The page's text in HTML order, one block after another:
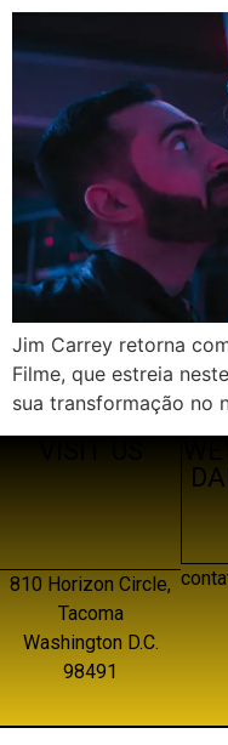
Jim Carrey retorna
Filme, que estreia
sua transformação no
810 Horizon Circle,
Tacoma
Washington D.C.
98491